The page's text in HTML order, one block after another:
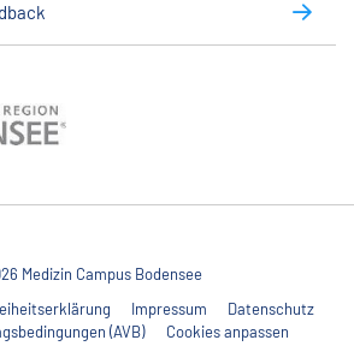
Medizin Campus Bodensee
Impressum
Datenschutz
(AVB)
Cookies anpassen